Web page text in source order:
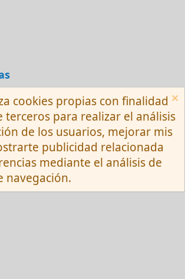
Tu
Términos y reglas
Ayuda
R
S
S
by XenForo ® © 2010-
Ltd.
cookies propias con finalidad
terceros para realizar el análisis
de los usuarios, mejorar mis
publicidad relacionada
mediante el análisis de
navegación.